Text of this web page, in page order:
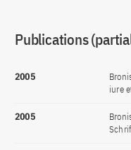
Publications
2005
iure
2005